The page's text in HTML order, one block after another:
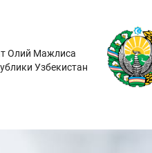
Олий Мажлиса
Узбекистан